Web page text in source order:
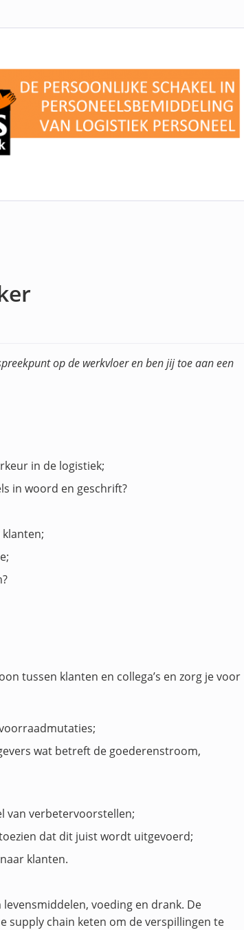
op de werkvloer en ben jij toe aan een
in de logistiek;
in woord en geschrift?
tussen klanten en collega’s en zorg je voor
wat betreft de goederenstroom,
van verbetervoorstellen;
dat dit juist wordt uitgevoerd;
klanten.
voeding en drank. De
supply chain keten om de verspillingen te